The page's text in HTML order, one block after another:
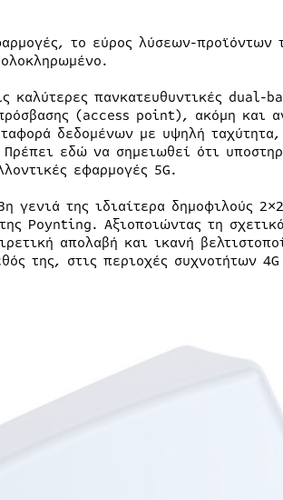
το εύρος λύσεων-
καλύτερες πανκατευθυντικές dual-
(access point), ακόμη και
δεδομένων με υψηλή
εδώ να σημειωθεί ότι
εφαρμογές 5G.
γενιά της ιδιαίτερα δημοφιλούς
Poynting. Αξιοποιώντας τη
απολαβή και ικανή
της, στις περιοχές συχνοτήτων 4G